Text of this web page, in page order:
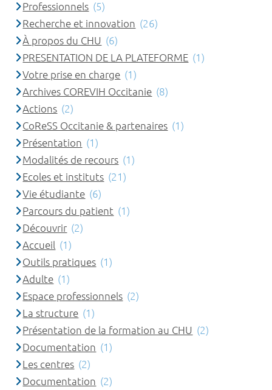
Professionnels (5)
Recherche et innovation (26)
À propos du CHU (6)
PRESENTATION DE LA PLATEFORME (1)
Votre prise en charge (1)
Archives COREVIH Occitanie (8)
Actions (2)
CoReSS Occitanie & partenaires (1)
Présentation (1)
Modalités de recours (1)
Ecoles et instituts (21)
Vie étudiante (6)
Parcours du patient (1)
Découvrir (2)
Accueil (1)
Outils pratiques (1)
Adulte (1)
Espace professionnels (2)
La structure (1)
Présentation de la formation au CHU (2)
Documentation (1)
Les centres (2)
Documentation (2)